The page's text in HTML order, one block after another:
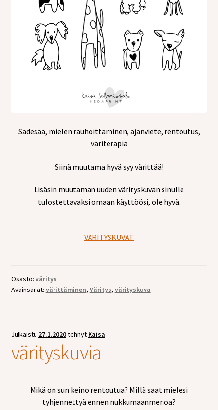
Sadesää, mielen rauhoittaminen, ajanviete, rentoutus,
väriterapia
Siinä muutama hyvä syy värittää!
Lisäsin muutaman uuden värityskuvan sinulle
tulostettavaksi omaan käyttöösi, ole hyvä.
VÄRITYSKUVAT
Osasto: väritys
Avainsanat: värittäminen, Väritys, värityskuva
Julkaistu 27.1.2020tehnyt Kaisa
värityskuvia
Mikä on sun keino rentoutua? Millä saat mielesi
tyhjennettyä ennen nukkumaanmenoa?